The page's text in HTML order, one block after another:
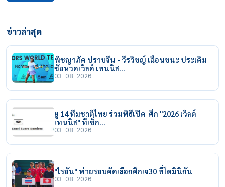
ข่าวล่าสุด
พิชญาภัค ปราบจีน - วีรวิชญ์ เฉือนชนะ ประเดิม
ชัยหวดเวิลด์ เทนนิส…
03-08-2026
ยู 14 ทีมชาติไทย ร่วมพิธีเปิด ศึก "2026 เวิลด์
เทนนิส" ที่เช็ก…
03-08-2026
"ไรอัน" พ่ายรอบคัดเลือกศึกเจ30 ที่โดมินิกัน
03-08-2026